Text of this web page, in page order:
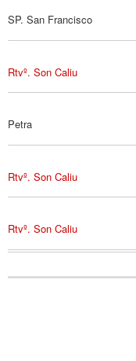
SP. San Francisco
Rtvº. Son Caliu
Petra
Rtvº. Son Caliu
Rtvº. Son Caliu